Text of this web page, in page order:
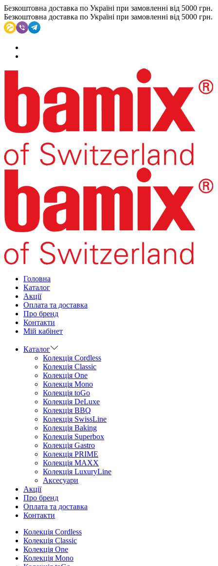
Безкоштовна доставка по Україні при замовленні від 5000 грн.
Безкоштовна доставка по Україні при замовленні від 5000 грн.
Головна
Каталог
Aкції
Оплата та доставка
Про бренд
Контакти
Мій кабінет
Каталог
Колекція Cordless
Колекція Classic
Колекція One
Колекція Mono
Колекція toGo
Колекція DeLuxe
Колекція BBQ
Колекція SwissLine
Колекція Baking
Колекція Superbox
Колекція Gastro
Колекція PRIME
Колекція MAXX
Колекція LuxuryLine
Аксесуари
Aкції
Про бренд
Оплата та доставка
Контакти
Колекція Cordless
Колекція Classic
Колекція One
Колекція Mono